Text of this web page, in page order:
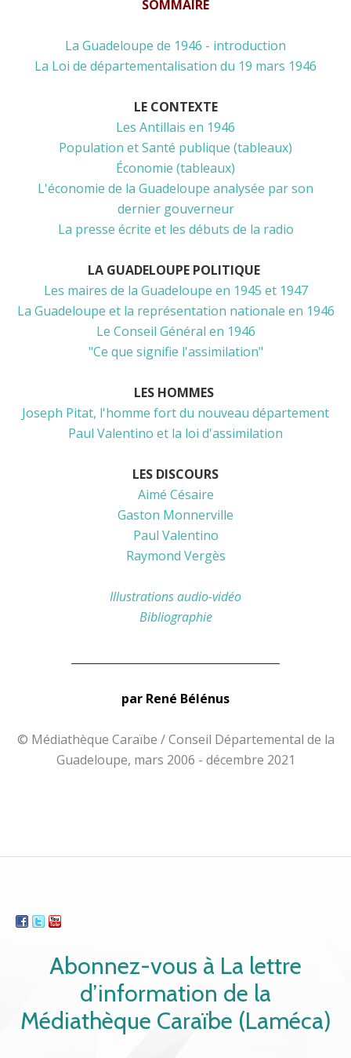
SOMMAIRE
La Guadeloupe de 1946 - introduction
La Loi de départementalisation du 19 mars 1946
LE CONTEXTE
Les Antillais en 1946
Population et Santé publique (tableaux)
Économie (tableaux)
L'économie de la Guadeloupe analysée par son
dernier gouverneur
La presse écrite et les débuts de la radio
LA GUADELOUPE POLITIQUE
Les maires de la Guadeloupe en 1945 et 1947
La Guadeloupe et la représentation nationale en 1946
Le Conseil Général en 1946
"Ce que signifie l'assimilation"
LES HOMMES
Joseph Pitat, l'homme fort du nouveau département
Paul Valentino et la loi d'assimilation
LES DISCOURS
Aimé Césaire
Gaston Monnerville
Paul Valentino
Raymond Vergès
Illustrations audio-vidéo
Bibliographie
par René Bélénus
© Médiathèque Caraïbe / Conseil Départemental de la
Guadeloupe, mars 2006 - décembre 2021
Abonnez-vous à La lettre
d’information de la
Médiathèque Caraïbe (Laméca)